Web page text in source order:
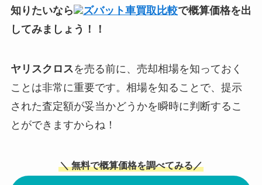
知りたいなら
ズバット車買取比較で概算価格を出
してみましょう！！
ヤリスクロスを売る前に、売却相場を知っておく
ことは非常に重要です。相場を知ることで、提示
された査定額が妥当かどうかを瞬時に判断するこ
とができますからね！
＼ 無料で概算価格を調べてみる／